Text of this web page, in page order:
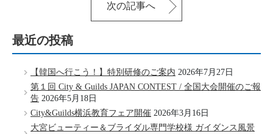
次の記事へ
最近の投稿
【韓国へ行こう！】特別研修のご案内 2026年7月27日
第１回 City & Guilds JAPAN CONTEST / 全国大会開催のご報
告 2026年5月18日
City&Guilds横浜教育フェア開催 2026年3月16日
大宮ビューティー＆ブライダル専門学校様 ガイダンス風景